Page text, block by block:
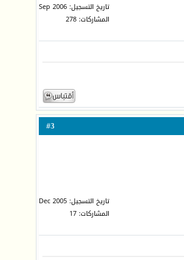
تاريخ التسجيل: Sep 2006
المشاركات: 278
3
تاريخ التسجيل: Dec 2005
المشاركات: 17